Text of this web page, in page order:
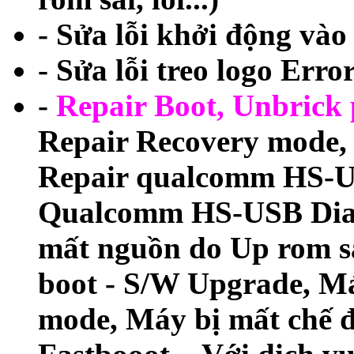
- Sửa lỗi khởi động
- Sửa lỗi treo logo
- Repair Boot, Unbrick
Repair Recovery
Repair qualcomm HS-
Qualcomm HS-USB
mất nguồn do Up rom
boot - S/W Upgrade,
mode, Máy bị mất chế